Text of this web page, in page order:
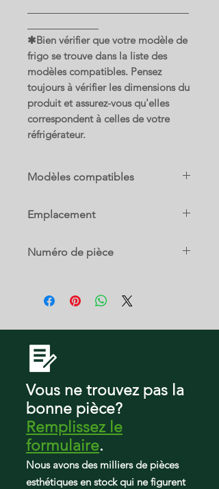
✱Bien vérifier que votre modèle de
frigo se trouve dans la liste des
modèles compatibles. Pensez
toujours à vérifier les dimensions du
produit et assurez-vous qu'elles
correspondent à celles de votre
réfrigérateur.
Modèles compatibles
RF26HFENDSR/AA
Emplacement
Numéro de pièce
Vous ne trouvez pas la
bonne pièce?
Remplissez le
formulaire.
Nous avons des milliers de pièces
esthétiques en stock qui ne figurent